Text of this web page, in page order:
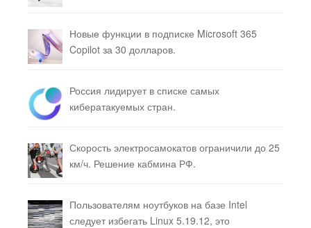
Новые функции в подписке Microsoft 365
Copilot за 30 долларов.
Россия лидирует в списке самых
кибератакуемых стран.
Скорость электросамокатов ограничили до 25
км/ч. Решение кабмина РФ.
Пользователям ноутбуков на базе Intel
следует избегать Linux 5.19.12, это